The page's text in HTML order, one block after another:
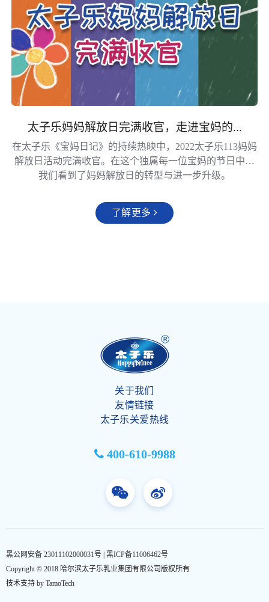
太子乐妈妈解放日完满收官，走进宝妈的...
在太子乐《宝妈日记》的持续热映中，2022太子乐113妈妈
解放日活动完满收官。在这个独属每一位宝妈的节日中，
我们看到了妈妈解放日的转型与进一步升级。
了解更多
关于我们
友情链接
太子乐关爱热线
400-610-9988
黑公网安备 23011102000031号 黑ICP备11006462号
Copyright © 2018 哈尔滨太子乐乳业集团有限公司 版权所有
技术支持 by TamoTech